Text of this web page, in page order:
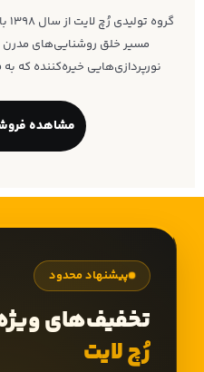
مسیر خلق روشنایی‌های
نورپردازی‌هایی خیره‌کننده که
مشاهده
پیشنهاد محدود
تخفیف‌های
رُچ لایت